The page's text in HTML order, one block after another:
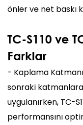
önler ve net baskı
TC-S110 ve
Farklar
- Kaplama
sonraki
uygulanırken, TC-
performansını